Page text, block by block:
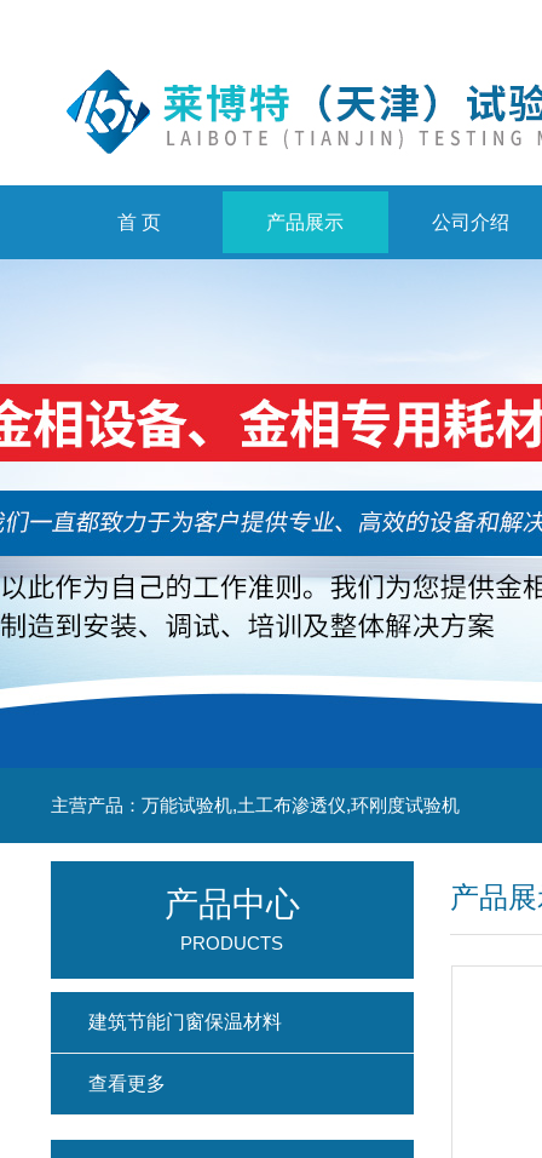
首 页 产品展示 公司介绍
主营产品：万能试验机,土工布渗透仪,环刚度试验机
产品
产品中心
PRODUCTS
建筑节能门窗保温材料
查看更多